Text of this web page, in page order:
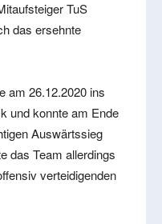
TuS
das ersehnte
am 26.12.2020 ins
und konnte am Ende
Auswärtssieg
das Team allerdings
verteidigenden